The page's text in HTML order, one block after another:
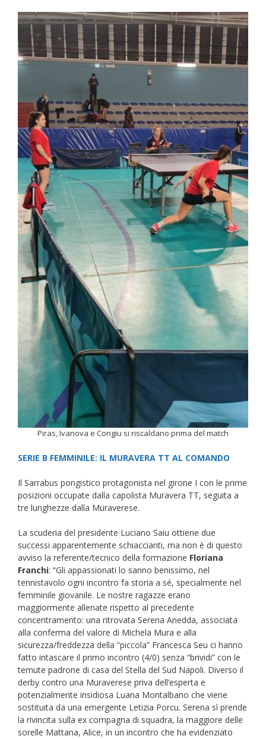
Piras, Ivanova e Congiu si riscaldano prima del match
SERIE B FEMMINILE: IL MURAVERA TT AL COMANDO
Il Sarrabus pongistico protagonista nel girone I con le prime
posizioni occupate dalla capolista Muravera TT, seguita a
tre lunghezze dalla Muraverese.
La scuderia del presidente Luciano Saiu ottiene due
successi apparentemente schiaccianti, ma non è di questo
avviso la referente/tecnico della formazione Floriana
Franchi: “Gli appassionati lo sanno benissimo, nel
tennistavolo ogni incontro fa storia a sé, specialmente nel
femminile giovanile. Le nostre ragazze erano
maggiormente allenate rispetto al precedente
concentramento: una ritrovata Serena Anedda, associata
alla conferma del valore di Michela Mura e alla
sicurezza/freddezza della “piccola” Francesca Seu ci hanno
fatto intascare il primo incontro (4/0) senza “brividi” con le
temute padrone di casa del Stella del Sud Napoli. Diverso il
derby contro una Muraverese priva dell’esperta e
potenzialmente insidiosa Luana Montalbano che viene
sostituita da una emergente Letizia Porcu. Serena sì prende
la rivincita sulla ex compagna di squadra, la maggiore delle
sorelle Mattana, Alice, in un incontro che ha evidenziato